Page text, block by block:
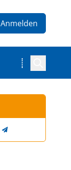
Anmelden